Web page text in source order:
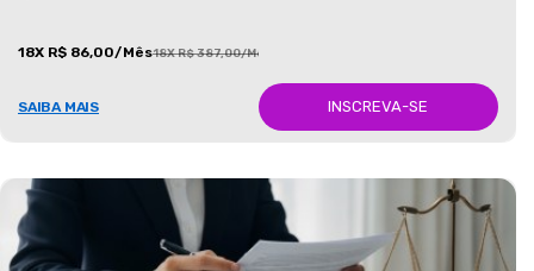
18X R$ 86,00/Mês18X R$ 387,00/Mês
SAIBA MAIS INSCREVA-SE